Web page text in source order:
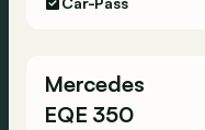
Mercedes
EQE 350